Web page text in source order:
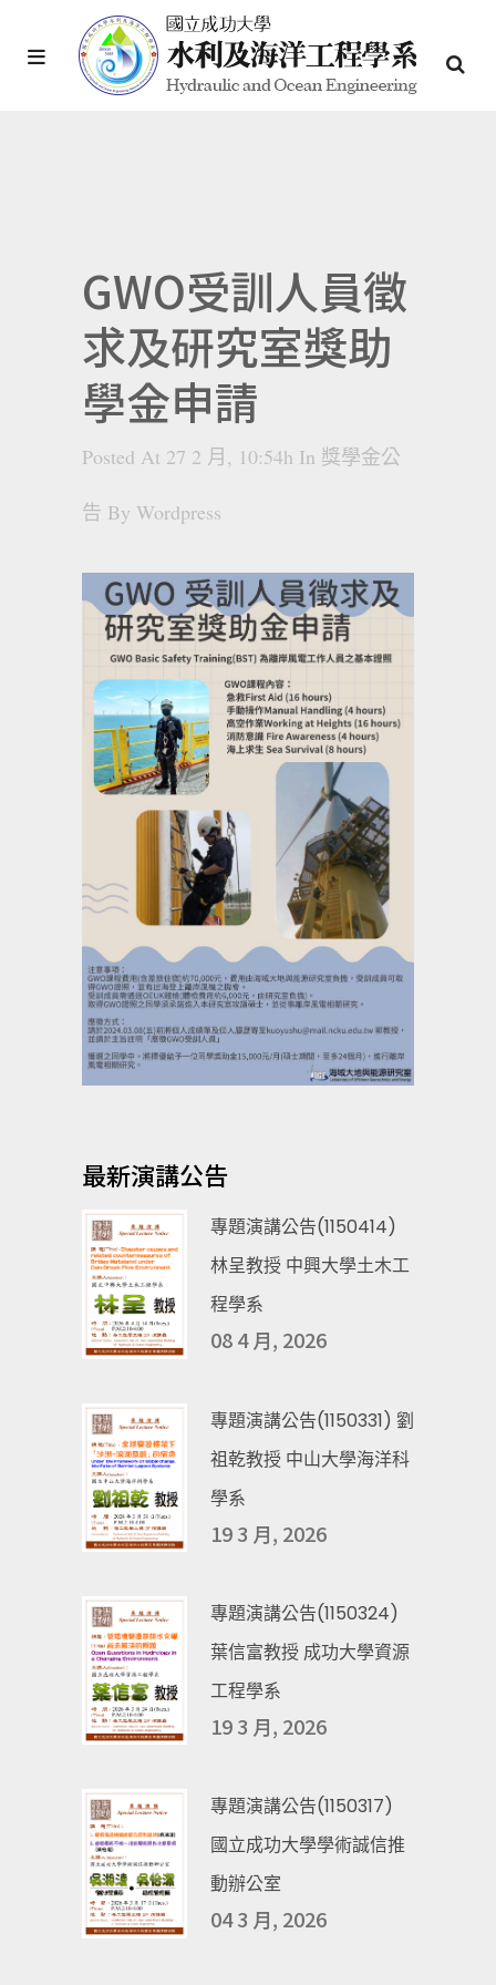
GWO受訓人員徵
求及研究室獎助
學金申請
Posted At 27 2 月, 10:54h In 獎學金公
告 By Wordpress
最新演講公告
專題演講公告(1150414)
林呈教授 中興大學土木工
程學系
08 4 月, 2026
專題演講公告(1150331) 劉
祖乾教授 中山大學海洋科
學系
19 3 月, 2026
專題演講公告(1150324)
葉信富教授 成功大學資源
工程學系
19 3 月, 2026
專題演講公告(1150317)
國立成功大學學術誠信推
動辦公室
04 3 月, 2026